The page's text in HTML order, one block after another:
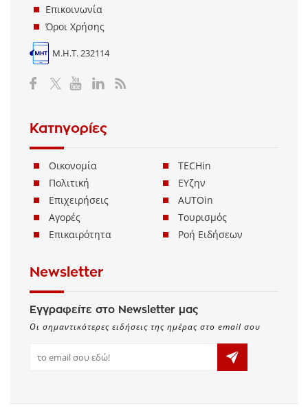
Επικοινωνία
Όροι Χρήσης
Μ.Η.Τ. 232114
Κατηγορίες
Οικονομία
Πολιτική
Επιχειρήσεις
Αγορές
Επικαιρότητα
TECHin
ΕΥζην
AUTOin
Τουρισμός
Ροή Ειδήσεων
Newsletter
Εγγραφείτε στο Newsletter μας
Οι σημαντικότερες ειδήσεις της ημέρας στο email σου